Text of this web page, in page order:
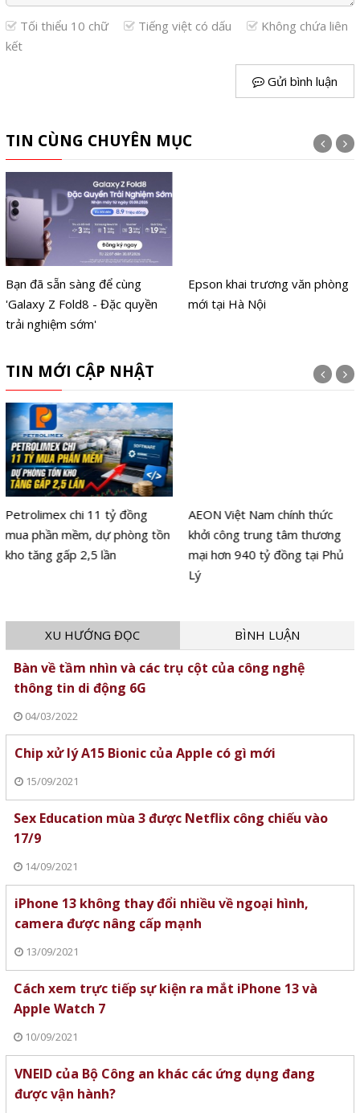
Tối thiểu 10 chữ Tiếng việt có dấu
Không chứa liên
kết
Gửi bình luận
TIN CÙNG CHUYÊN MỤC
Bạn đã sẵn sàng để cùng
'Galaxy Z Fold8 - Đặc quyền
trải nghiệm sớm'
Epson khai trương văn phòng
mới tại Hà Nội
TIN MỚI CẬP NHẬT
Petrolimex chi 11 tỷ đồng
mua phần mềm, dự phòng tồn
kho tăng gấp 2,5 lần
AEON Việt Nam chính thức
khởi công trung tâm thương
mại hơn 940 tỷ đồng tại Phủ
Lý
XU HƯỚNG ĐỌC BÌNH LUẬN
Bàn về tầm nhìn và các trụ cột của công nghệ
thông tin di động 6G
04/03/2022
Chip xử lý A15 Bionic của Apple có gì mới
15/09/2021
Sex Education mùa 3 được Netflix công chiếu vào
17/9
14/09/2021
iPhone 13 không thay đổi nhiều về ngoại hình,
camera được nâng cấp mạnh
13/09/2021
Cách xem trực tiếp sự kiện ra mắt iPhone 13 và
Apple Watch 7
10/09/2021
VNEID của Bộ Công an khác các ứng dụng đang
được vận hành?